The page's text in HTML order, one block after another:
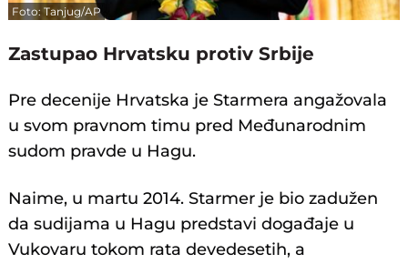
Foto: Tanjug/AP
Zastupao Hrvatsku protiv Srbije
Pre decenije Hrvatska je Starmera angažovala
u svom pravnom timu pred Međunarodnim
sudom pravde u Hagu.
Naime, u martu 2014. Starmer je bio zadužen
da sudijama u Hagu predstavi događaje u
Vukovaru tokom rata devedesetih, a